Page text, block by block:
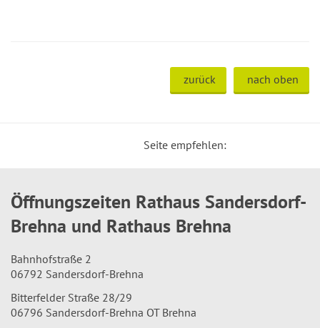
zurück nach oben
Seite empfehlen:
Öffnungszeiten Rathaus Sandersdorf-
Brehna und Rathaus Brehna
Bahnhofstraße 2
06792 Sandersdorf-Brehna
Bitterfelder Straße 28/29
06796 Sandersdorf-Brehna OT Brehna